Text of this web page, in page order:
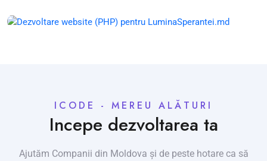
ICODE - MEREU ALĂTURI
Incepe dezvoltarea ta
Ajutăm Companii din Moldova și de peste hotare ca să